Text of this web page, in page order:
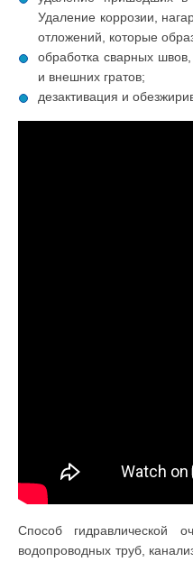
Удаление коррозии,
отложений, которые
обработка сварных
и внешних гратов;
дезактивация и
Способ гидравлической
водопроводных труб,